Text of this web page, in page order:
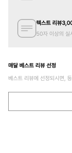
텍스트 리뷰
50자 이상의 실
매달 베스트 리뷰 선정
베스트 리뷰에 선정되시면,